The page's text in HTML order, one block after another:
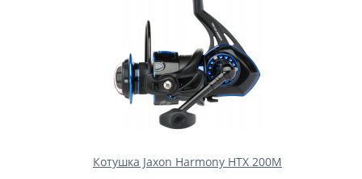
Котушка Jaxon Harmony HTX 200M